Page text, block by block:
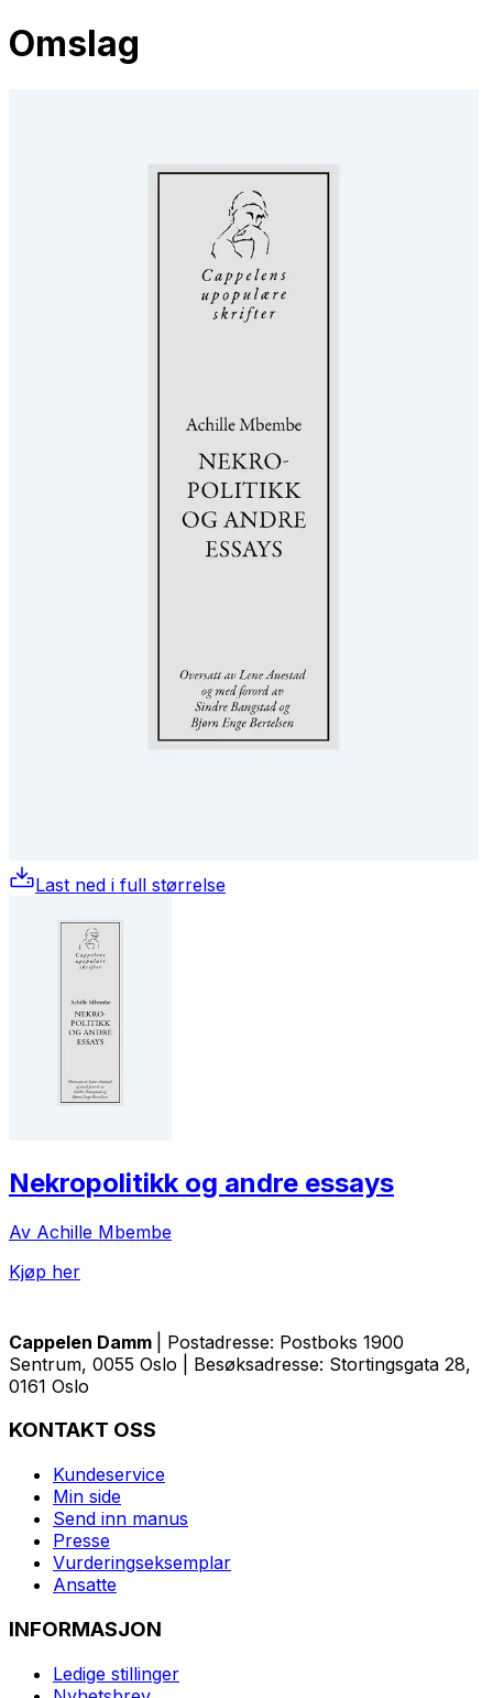
Omslag
Last ned i full størrelse
Nekropolitikk og andre essays
Av Achille Mbembe
Kjøp her
Cappelen Damm
| Postadresse: Postboks 1900
Sentrum, 0055 Oslo | Besøksadresse: Stortingsgata 28,
0161 Oslo
KONTAKT OSS
Kundeservice
Min side
Send inn manus
Presse
Vurderingseksemplar
Ansatte
INFORMASJON
Ledige stillinger